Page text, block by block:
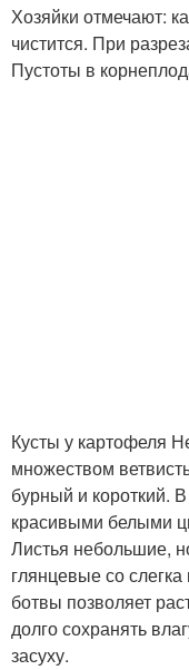
Хозяйки отмечают:
чистится. При
Пустоты в
Кусты у картофеля
множеством
бурный и короткий.
красивыми белыми
Листья небольшие,
глянцевые со
ботвы позволяет
долго сохранять
засуху.